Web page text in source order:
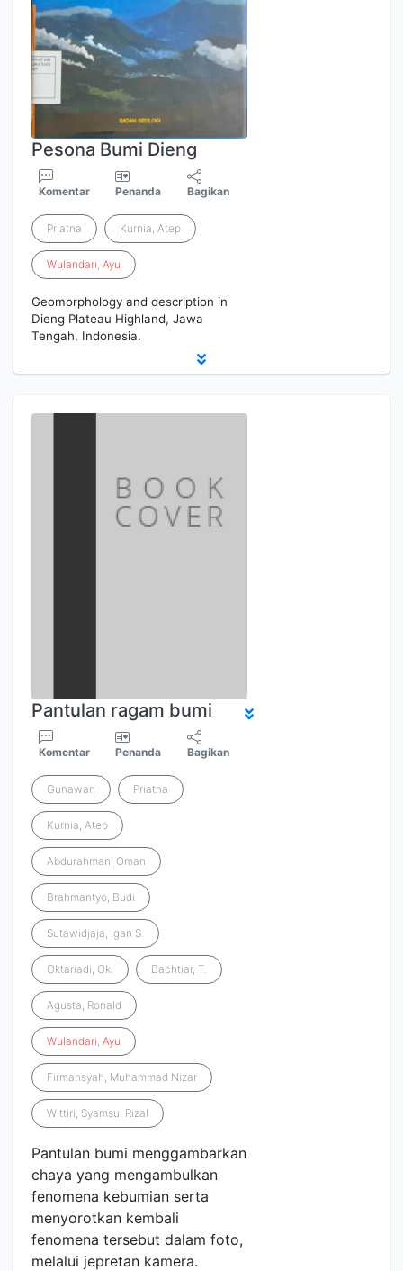
Pesona Bumi Dieng
Komentar Penanda Bagikan
Priatna Kurnia, Atep
Wulandari, Ayu
Geomorphology and description in
Dieng Plateau Highland, Jawa
Tengah, Indonesia.
Pantulan ragam bumi
Komentar Penanda Bagikan
Gunawan Priatna
Kurnia, Atep
Abdurahman, Oman
Brahmantyo, Budi
Sutawidjaja, Igan S.
Oktariadi, Oki Bachtiar, T.
Agusta, Ronald
Wulandari, Ayu
Firmansyah, Muhammad Nizar
Wittiri, Syamsul Rizal
Pantulan bumi menggambarkan
chaya yang mengambulkan
fenomena kebumian serta
menyorotkan kembali
fenomena tersebut dalam foto,
melalui jepretan kamera.